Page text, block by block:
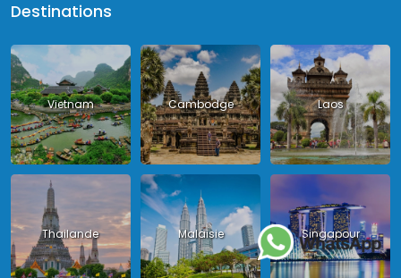
Destinations
Vietnam Cambodge Laos
Thailande Malaisie Singapour